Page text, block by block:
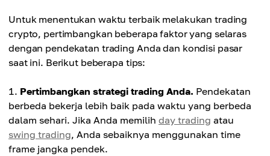
Untuk menentukan waktu terbaik melakukan trading
crypto, pertimbangkan beberapa faktor yang selaras
dengan pendekatan trading Anda dan kondisi pasar
saat ini. Berikut beberapa tips:
Pertimbangkan strategi trading Anda. Pendekatan
berbeda bekerja lebih baik pada waktu yang berbeda
dalam sehari. Jika Anda memilih day trading atau
swing trading, Anda sebaiknya menggunakan time
frame jangka pendek.